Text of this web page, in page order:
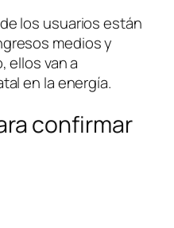
los usuarios están
medios y
ellos van a
en la energía.
confirmar